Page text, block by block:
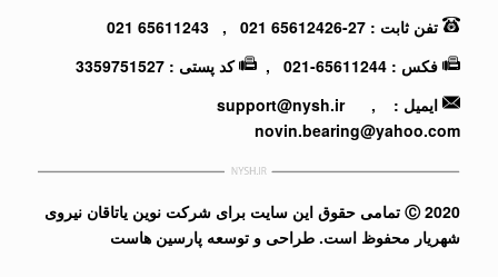
تفن ثابت : 27-65612426 021
,
65611243 021
فکس : 65611244-021 ,
کد پستی : 3359751527
ایمیل :
support@nysh.ir,
novin.bearing@yahoo.com
2020 Ⓒ تمامی حقوق این سایت برای شرکت نوین یاتاقان نیروی
شهریار محفوظ است. طراحی و توسعه پارسین هاست